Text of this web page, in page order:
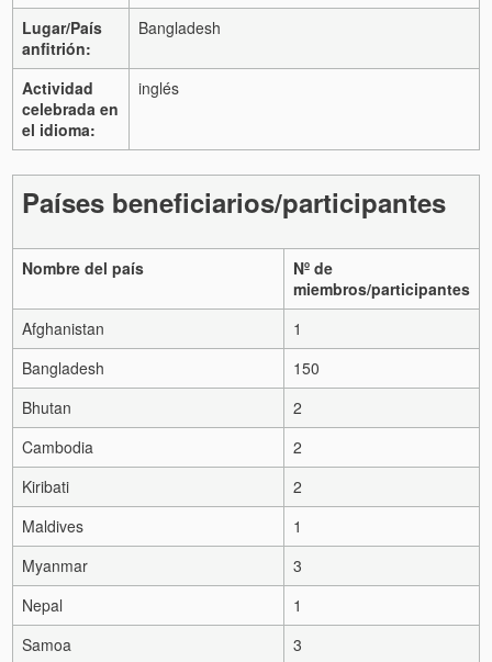
Lugar/País
anfitrión:
Bangladesh
Actividad
celebrada en
el idioma:
inglés
Países beneficiarios/participantes
Nombre del país
Nº de
miembros/participantes
Afghanistan
1
Bangladesh
150
Bhutan
2
Cambodia
2
Kiribati
2
Maldives
1
Myanmar
3
Nepal
1
Samoa
3